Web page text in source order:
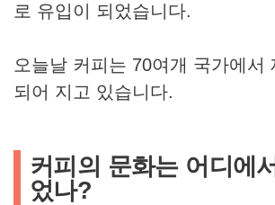
로 유입이 되었습니다.
오늘날 커피는 70여개 국가에서
되어 지고 있습니다.
커피의 문화는 어디에
었나?